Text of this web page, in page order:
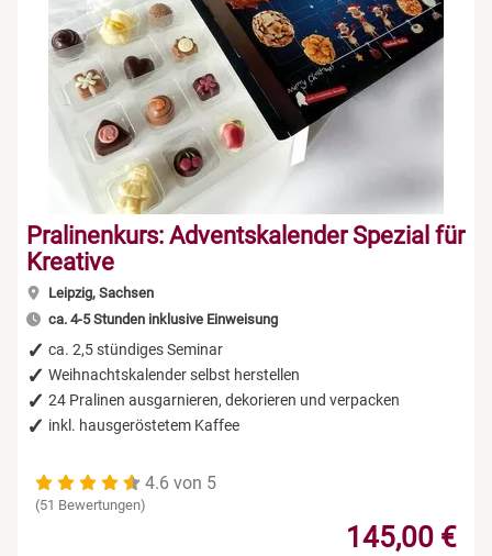
Pralinenkurs: Adventskalender Spezial für
Kreative
Leipzig, Sachsen
ca. 4-5 Stunden inklusive Einweisung
ca. 2,5 stündiges Seminar
Weihnachtskalender selbst herstellen
24 Pralinen ausgarnieren, dekorieren und verpacken
inkl. hausgeröstetem Kaffee
4.6 von 5
(51 Bewertungen)
145,00 €
Niedersachsen
Rheinland-Pfalz
Sachsen
Sachsen-Anhalt
Schleswig-Holstein
Düsseldorf
Erfurt
Frankfurt am Main
Freiburg im Breisgau
Greiz
Hamburg
Köln
Leipzig
Rum Tasting
Schokolade
Sekt Tasting
Wein Tasting
Whisky Tasting